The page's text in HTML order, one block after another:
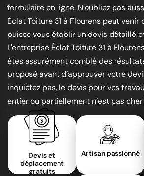
formulaire en ligne. N’oubliez pas
Éclat Toiture 31 à Flourens peut venir
puisse vous établir un devis détaillé
L'entreprise Éclat Toiture 31 à
êtes assurément comblé des
proposé avant d’approuver votre
inquiétez pas, le devis pour vos
entier ou partiellement n’est pas cher
Devis et
déplacement
gratuits
Artisan passionné